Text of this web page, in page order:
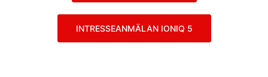
INTRESSEANMÄLAN IONIQ 5